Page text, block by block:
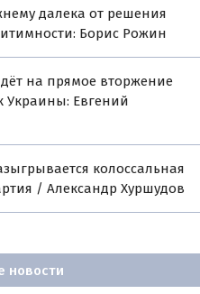
далека от решения
Борис Рожин
на прямое вторжение
Украины: Евгений
колоссальная
/ Александр Хуршудов
новости